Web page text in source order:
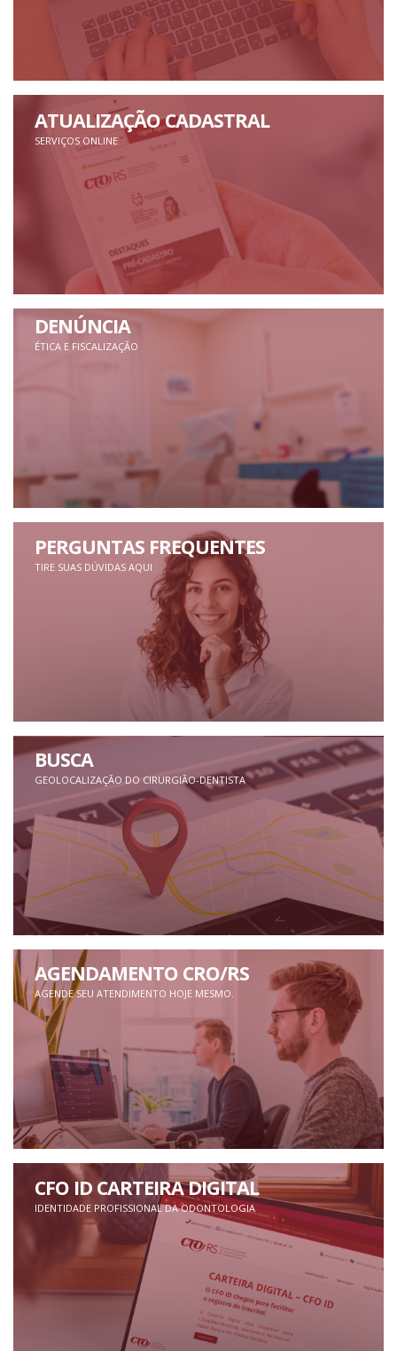
ATUALIZAÇÃO CADASTRAL
SERVIÇOS ONLINE
DENÚNCIA
ÉTICA E FISCALIZAÇÃO
PERGUNTAS FREQUENTES
TIRE SUAS DÚVIDAS AQUI
BUSCA
GEOLOCALIZAÇÃO DO CIRURGIÃO-DENTISTA
AGENDAMENTO CRO/RS
AGENDE SEU ATENDIMENTO HOJE MESMO.
CFO ID CARTEIRA DIGITAL
IDENTIDADE PROFISSIONAL DA ODONTOLOGIA